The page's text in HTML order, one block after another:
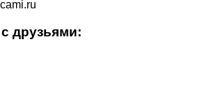
друзьями: